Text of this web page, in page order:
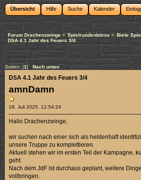
Übersicht Hilfe Suche Kalender
Forum Drachenzwinge > Spielrundenbörse> Biete
DSA 4.1 Jahr des Feuers 3/4
Seiten: [1] Nach unten
amnDamn
18. Juli 2025, 12:54:24
DSA 4.1 Jahr des Feuers 3/4
Hallo Drachenzwinge,
wir suchen nach einer sich als heldenhaft
unsere Truppe zu komplettieren.
Aktuell stehen wir im ersten Teil der Kampagne,
geht.
Nach dem JdF ist durchaus geplant, weitere
vollbringen.